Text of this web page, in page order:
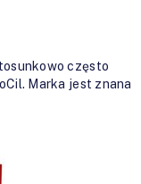
często
Marka jest znana